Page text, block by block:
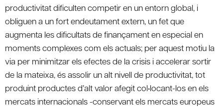
productivitat dificulten competir en un entorn global, i
obliguen a un fort endeutament extern, un fet que
augmenta les dificultats de finançament en especial en
moments complexes com els actuals; per aquest motiu la
via per minimitzar els efectes de la crisis i accelerar sortir
de la mateixa, és assolir un alt nivell de productivitat, tot
produint productes d’alt valor afegit col•locant-los en els
mercats internacionals -conservant els mercats europeus